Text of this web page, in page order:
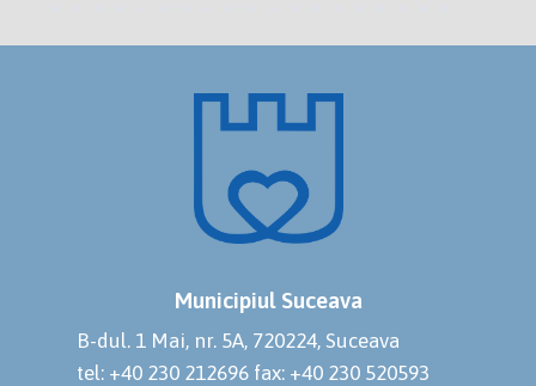
Municipiul Suceava
B-dul. 1 Mai, nr. 5A, 720224, Suceava
tel: +40 230 212696 fax: +40 230 520593